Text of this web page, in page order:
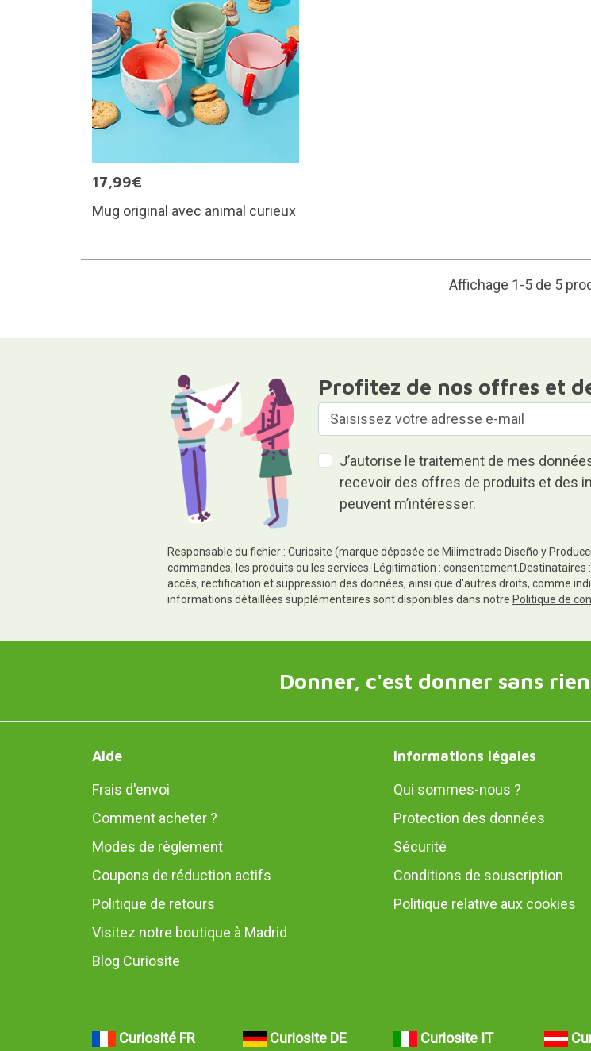
17,99€
Mug original avec animal curieux
Affichage 1-5 de 5
Profitez de nos offres et
J’autorise le traitement de mes
recevoir des offres de produits et des
peuvent m’intéresser.
Responsable du fichier : Curiosite (marque déposée de Milimetrado Diseño y
commandes, les produits ou les services. Légitimation :
accès, rectification et suppression des données, ainsi que d'autres droits, comme
informations détaillées supplémentaires sont disponibles dans notre Politique de
Donner, c'est donner sans
Aide
Frais d'envoi
Comment acheter ?
Modes de règlement
Coupons de réduction actifs
Politique de retours
Visitez notre boutique à Madrid
Blog Curiosite
Informations légales
Qui sommes-nous ?
Protection des données
Sécurité
Conditions de souscription
Politique relative aux cookies
Curiosité FR Curiosite DE Curiosite IT